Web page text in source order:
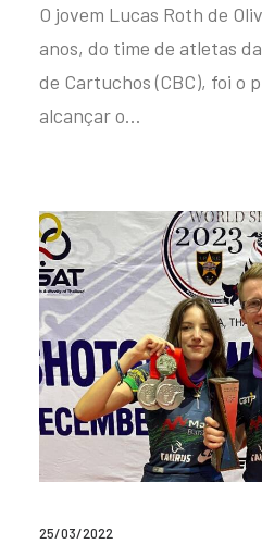
O jovem Lucas Roth de
anos, do time de atletas
de Cartuchos (CBC), foi o
alcançar o…
25/03/2022